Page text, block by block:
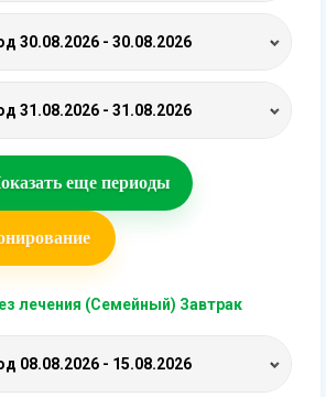
30.08.2026 - 30.08.2026
31.08.2026 - 31.08.2026
еще периоды
лечения (Семейный) Завтрак
08.08.2026 - 15.08.2026